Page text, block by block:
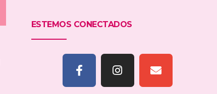
ESTEMOS CONECTADOS